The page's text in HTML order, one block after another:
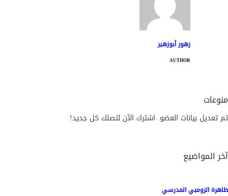
زهور أبوزهير
AUTHOR
منوعات
تم تعديل بيانات العضو. اشترك الآن لتصلك كل جديد!
آخر المواضيع
ظاهرة الزومبي المدرسي